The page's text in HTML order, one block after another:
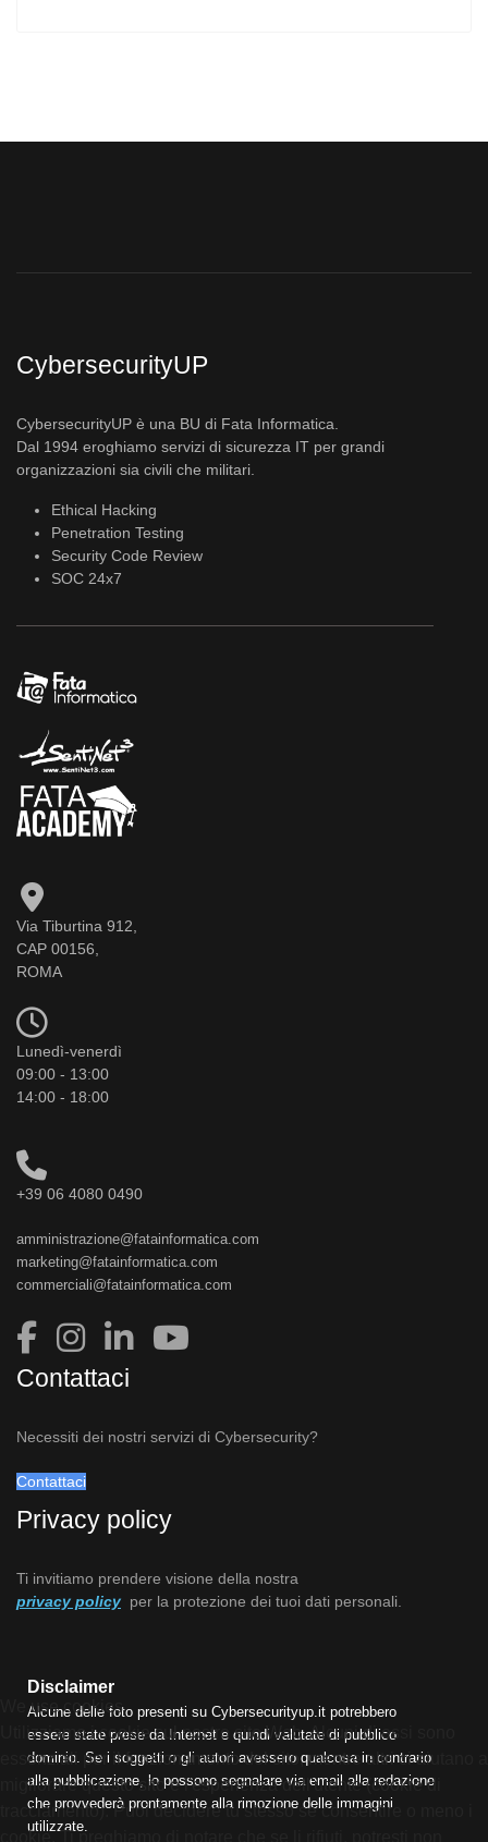
CybersecurityUP
CybersecurityUP è una BU di Fata Informatica.
Dal 1994 eroghiamo servizi di sicurezza IT per grandi
organizzazioni sia civili che militari.
Ethical Hacking
Penetration Testing
Security Code Review
SOC 24x7
Via Tiburtina 912,
CAP 00156,
ROMA
Lunedì-venerdì
09:00 - 13:00
14:00 - 18:00
+39 06 4080 0490
amministrazione@fatainformatica.com
marketing@fatainformatica.com
commerciali@fatainformatica.com
Contattaci
Necessiti dei nostri servizi di Cybersecurity?
Contattaci
Privacy policy
Ti invitiamo prendere visione della nostra
privacy policy per la protezione dei tuoi dati personali.
Disclaimer
Alcune delle foto presenti su Cybersecurityup.it potrebbero
essere state prese da Internet e quindi valutate di pubblico
dominio. Se i soggetti o gli autori avessero qualcosa in contrario
alla pubblicazione, lo possono segnalare via email alla redazione
che provvederà prontamente alla rimozione delle immagini
utilizzate.
We use cookies
Utilizziamo i cookie sul nostro sito Web. Alcuni di essi sono
essenziali per il funzionamento del sito, mentre altri ci aiutano a
migliorare questo sito e l'esperienza dell'utente (cookie di
tracciamento). Puoi decidere tu stesso se consentire o meno i
cookie. Ti preghiamo di notare che se li rifiuti, potresti non